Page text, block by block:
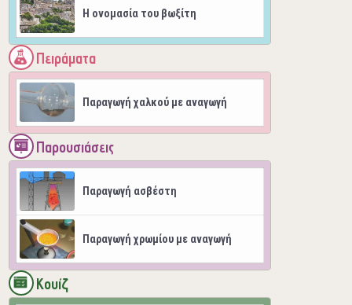
Η ονομασία του βωξίτη
Πειράματα
Παραγωγή χαλκού με αναγωγή
Παρουσιάσεις
Παραγωγή ασβέστη
Παραγωγή χρωμίου με αναγωγή
Κουίζ